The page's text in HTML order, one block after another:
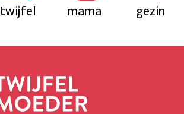
twijfel mama gezin